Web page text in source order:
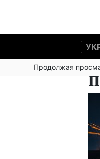
Продолжая